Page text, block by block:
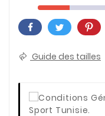
Guide des tailles